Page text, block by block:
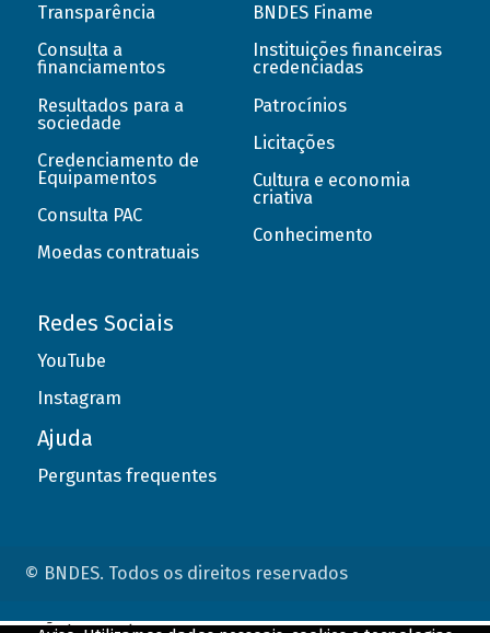
Transparência
Consulta a
financiamentos
Resultados para a
sociedade
Credenciamento de
Equipamentos
Consulta PAC
Moedas contratuais
BNDES Finame
Instituições financeiras
credenciadas
Patrocínios
Licitações
Cultura e economia
criativa
Conhecimento
Redes Sociais
YouTube
Instagram
Ajuda
Perguntas frequentes
© BNDES. Todos os direitos reservados